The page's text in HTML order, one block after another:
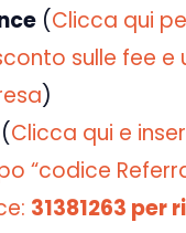
(Clicca qui
sulle fee e
)
(Clicca qui e
“codice
31381263 per